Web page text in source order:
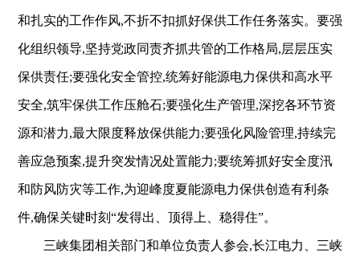
和扎实的工作作风,不折不扣抓好保供工作任务落实。要强
化组织领导,坚持党政同责齐抓共管的工作格局,层层压实
保供责任;要强化安全管控,统筹好能源电力保供和高水平
安全,筑牢保供工作压舱石;要强化生产管理,深挖各环节资
源和潜力,最大限度释放保供能力;要强化风险管理,持续完
善应急预案,提升突发情况处置能力;要统筹抓好安全度汛
和防风防灾等工作,为迎峰度夏能源电力保供创造有利条
件,确保关键时刻“发得出、顶得上、稳得住”。
三峡集团相关部门和单位负责人参会,长江电力、三峡